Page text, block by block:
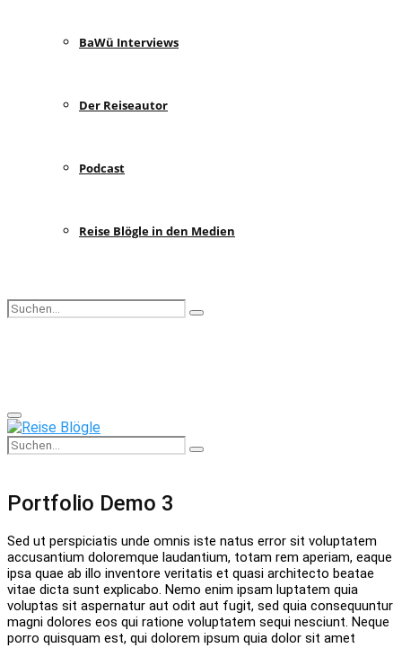
BaWü Interviews
Der Reiseautor
Podcast
Reise Blögle in den Medien
Search
Search
Primary
Menu
Search
for:
Search
Portfolio Demo 3
Sed ut perspiciatis unde omnis iste natus error sit voluptatem
accusantium doloremque laudantium, totam rem aperiam, eaque
ipsa quae ab illo inventore veritatis et quasi architecto beatae
vitae dicta sunt explicabo. Nemo enim ipsam luptatem quia
voluptas sit aspernatur aut odit aut fugit, sed quia consequuntur
magni dolores eos qui ratione voluptatem sequi nesciunt. Neque
porro quisquam est, qui dolorem ipsum quia dolor sit amet